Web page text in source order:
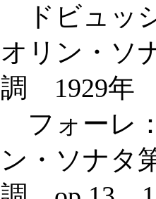
ドビュッ
オリン・
調 1929年
フォーレ
ン・ソナ